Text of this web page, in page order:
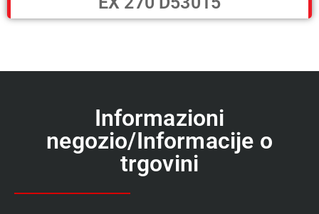
Informazioni
negozio/Informacije o
trgovini